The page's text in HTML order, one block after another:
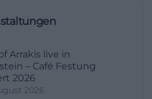
Arrakis live in
– Café Festung
2026
2026